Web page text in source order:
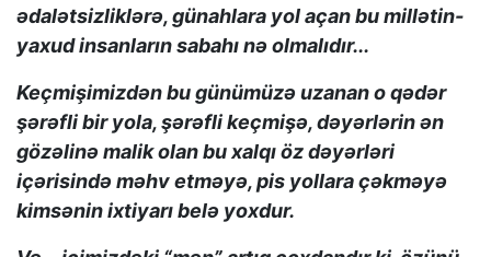
ədalətsizliklərə, günahlara yol açan bu millətin-
yaxud insanların sabahı nə olmalıdır...
Keçmişimizdən bu günümüzə uzanan o qədər
şərəfli bir yola, şərəfli keçmişə, dəyərlərin ən
gözəlinə malik olan bu xalqı öz dəyərləri
içərisində məhv etməyə, pis yollara çəkməyə
kimsənin ixtiyarı belə yoxdur.